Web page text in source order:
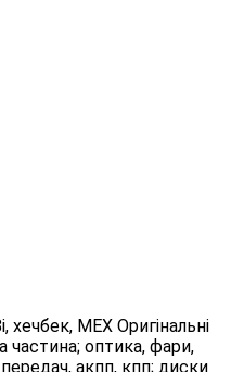
хечбек, МЕХ Оригінальні
частина; оптика, фари,
акпп, кпп; диски